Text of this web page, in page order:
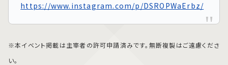
https://www.instagram.com/p/DSROPWaErbz/
※本イベント掲載は主宰者の許可申請済みです。無断複製はご遠慮くださ
い。